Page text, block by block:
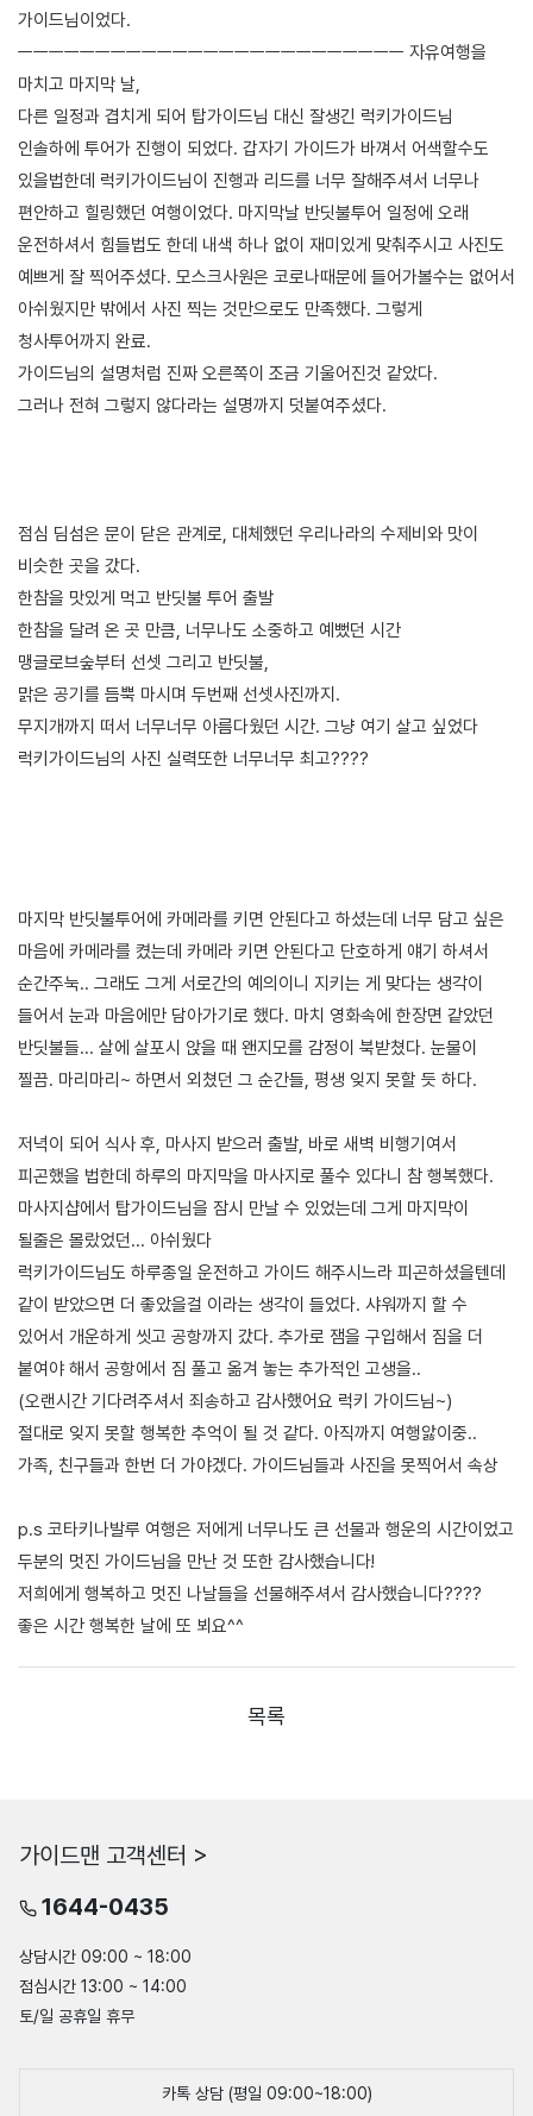
가이드님이었다.
ㅡㅡㅡㅡㅡㅡㅡㅡㅡㅡㅡㅡㅡㅡㅡㅡㅡㅡㅡㅡㅡㅡㅡㅡㅡ 자유여행을
마치고 마지막 날,
다른 일정과 겹치게 되어 탑가이드님 대신 잘생긴 럭키가이드님
인솔하에 투어가 진행이 되었다. 갑자기 가이드가 바껴서 어색할수도
있을법한데 럭키가이드님이 진행과 리드를 너무 잘해주셔서 너무나
편안하고 힐링했던 여행이었다. 마지막날 반딧불투어 일정에 오래
운전하셔서 힘들법도 한데 내색 하나 없이 재미있게 맞춰주시고 사진도
예쁘게 잘 찍어주셨다. 모스크사원은 코로나때문에 들어가볼수는 없어서
아쉬웠지만 밖에서 사진 찍는 것만으로도 만족했다. 그렇게
청사투어까지 완료.
가이드님의 설명처럼 진짜 오른쪽이 조금 기울어진것 같았다.
그러나 전혀 그렇지 않다라는 설명까지 덧붙여주셨다.
점심 딤섬은 문이 닫은 관계로, 대체했던 우리나라의 수제비와 맛이
비슷한 곳을 갔다.
한참을 맛있게 먹고 반딧불 투어 출발
한참을 달려 온 곳 만큼, 너무나도 소중하고 예뻤던 시간
맹글로브숲부터 선셋 그리고 반딧불,
맑은 공기를 듬뿍 마시며 두번째 선셋사진까지.
무지개까지 떠서 너무너무 아름다웠던 시간. 그냥 여기 살고 싶었다
럭키가이드님의 사진 실력또한 너무너무 최고????
마지막 반딧불투어에 카메라를 키면 안된다고 하셨는데 너무 담고 싶은
마음에 카메라를 켰는데 카메라 키면 안된다고 단호하게 얘기 하셔서
순간주눅.. 그래도 그게 서로간의 예의이니 지키는 게 맞다는 생각이
들어서 눈과 마음에만 담아가기로 했다. 마치 영화속에 한장면 같았던
반딧불들... 살에 살포시 앉을 때 왠지모를 감정이 북받쳤다. 눈물이
찔끔. 마리마리~ 하면서 외쳤던 그 순간들, 평생 잊지 못할 듯 하다.
저녁이 되어 식사 후, 마사지 받으러 출발, 바로 새벽 비행기여서
피곤했을 법한데 하루의 마지막을 마사지로 풀수 있다니 참 행복했다.
마사지샵에서 탑가이드님을 잠시 만날 수 있었는데 그게 마지막이
될줄은 몰랐었던... 아쉬웠다
럭키가이드님도 하루종일 운전하고 가이드 해주시느라 피곤하셨을텐데
같이 받았으면 더 좋았을걸 이라는 생각이 들었다. 샤워까지 할 수
있어서 개운하게 씻고 공항까지 갔다. 추가로 잼을 구입해서 짐을 더
붙여야 해서 공항에서 짐 풀고 옮겨 놓는 추가적인 고생을..
(오랜시간 기다려주셔서 죄송하고 감사했어요 럭키 가이드님~)
절대로 잊지 못할 행복한 추억이 될 것 같다. 아직까지 여행앓이중..
가족, 친구들과 한번 더 가야겠다. 가이드님들과 사진을 못찍어서 속상
p.s 코타키나발루 여행은 저에게 너무나도 큰 선물과 행운의 시간이었고
두분의 멋진 가이드님을 만난 것 또한 감사했습니다!
저희에게 행복하고 멋진 나날들을 선물해주셔서 감사했습니다????
좋은 시간 행복한 날에 또 뵈요^^
목록
가이드맨 고객센터 >
1644-0435
상담시간 09:00 ~ 18:00
점심시간 13:00 ~ 14:00
토/일 공휴일 휴무
카톡 상담 (평일 09:00~18:00)